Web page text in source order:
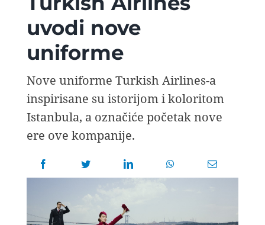
AVIOPEDIA
SPECIJAL
FOTO PRIČA
AGENT
uvodi nove
uniforme
Nove uniforme Turkish Airlines-a
inspirisane su istorijom i koloritom
Istanbula, a označiće početak nove
ere ove kompanije.